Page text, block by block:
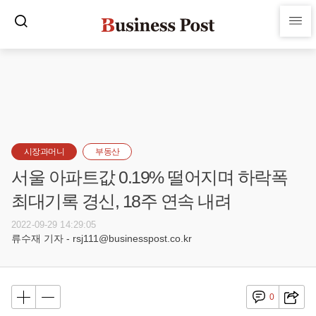
시장과머니 부동산
서울 아파트값 0.19% 떨어지며 하락폭
최대기록 경신, 18주 연속 내려
2022-09-29 14:29:05
류수재 기자 - rsj111@businesspost.co.kr
0